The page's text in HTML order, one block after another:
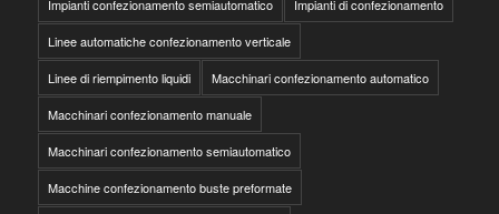
Impianti confezionamento semiautomatico Impianti di confezionamento
Linee automatiche confezionamento verticale
Linee di riempimento liquidi Macchinari confezionamento automatico
Macchinari confezionamento manuale
Macchinari confezionamento semiautomatico
Macchine confezionamento buste preformate